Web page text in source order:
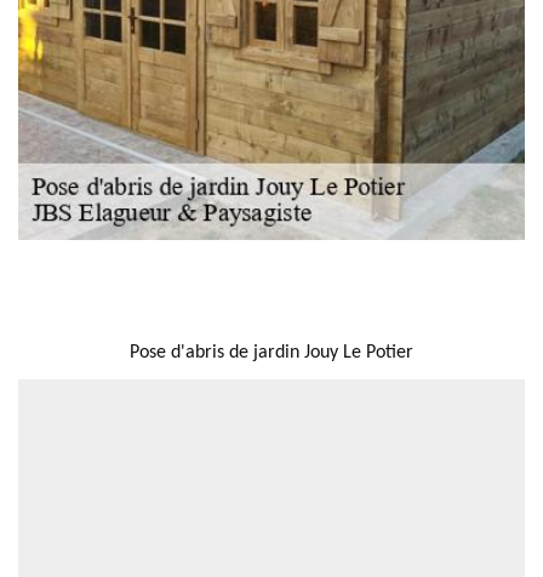
Pose d'abris de jardin Jouy Le Potier